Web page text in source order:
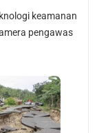
keamanan
pengawas